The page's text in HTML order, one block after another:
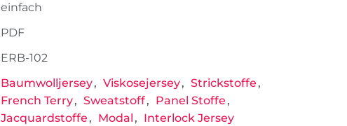
einfach
PDF
ERB-102
Baumwolljersey Viskosejersey
Strickstoffe
French Terry
Sweatstoff
Panel Stoffe
Jacquardstoffe
Modal Interlock Jersey